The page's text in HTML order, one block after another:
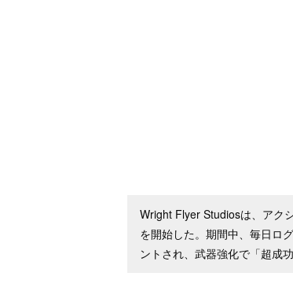
Wright Flyer Studiosは、アク
を開始した。期間中、毎日ロ
ントされ、武器強化で「超成